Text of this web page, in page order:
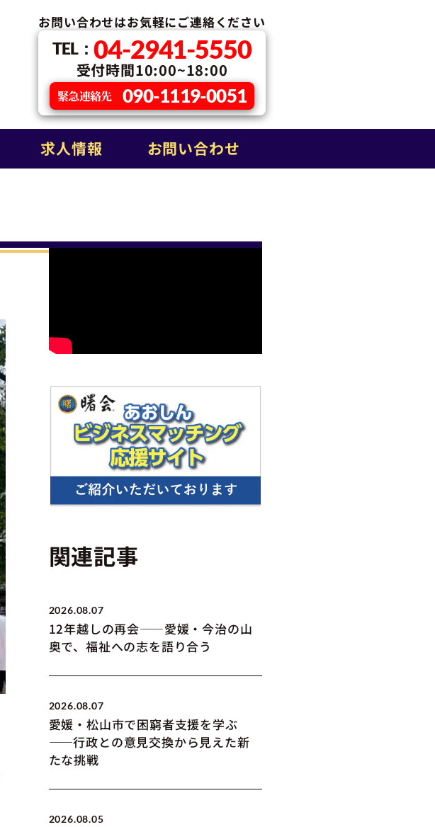
お問い合わせはお気軽にご連絡ください
TEL： 04-2941-5550
受付時間10:00~18:00
緊急連絡先 090-1119-0051
求人情報 お問い合わせ
関連記事
2026.08.07
12年越しの再会――愛媛・今治の山
奥で、福祉への志を語り合う
2026.08.07
愛媛・松山市で困窮者支援を学ぶ
――行政との意見交換から見えた新
たな挑戦
2026.08.05